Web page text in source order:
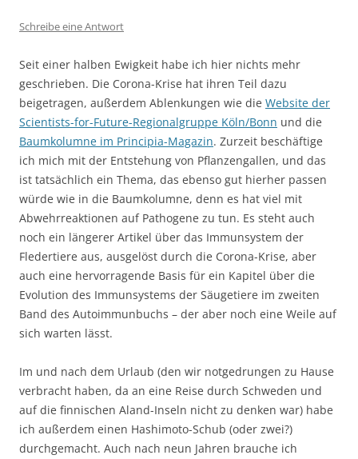
Schreibe eine Antwort
Seit einer halben Ewigkeit habe ich hier nichts mehr
geschrieben. Die Corona-Krise hat ihren Teil dazu
beigetragen, außerdem Ablenkungen wie die Website der
Scientists-for-Future-Regionalgruppe Köln/Bonn und die
Baumkolumne im Principia-Magazin. Zurzeit beschäftige
ich mich mit der Entstehung von Pflanzengallen, und das
ist tatsächlich ein Thema, das ebenso gut hierher passen
würde wie in die Baumkolumne, denn es hat viel mit
Abwehrreaktionen auf Pathogene zu tun. Es steht auch
noch ein längerer Artikel über das Immunsystem der
Fledertiere aus, ausgelöst durch die Corona-Krise, aber
auch eine hervorragende Basis für ein Kapitel über die
Evolution des Immunsystems der Säugetiere im zweiten
Band des Autoimmunbuchs – der aber noch eine Weile auf
sich warten lässt.
Im und nach dem Urlaub (den wir notgedrungen zu Hause
verbracht haben, da an eine Reise durch Schweden und
auf die finnischen Aland-Inseln nicht zu denken war) habe
ich außerdem einen Hashimoto-Schub (oder zwei?)
durchgemacht. Auch nach neun Jahren brauche ich